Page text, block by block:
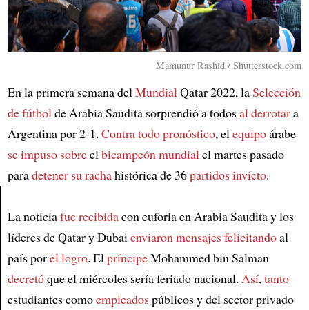
Mamunur Rashid / Shutterstock.com
En la primera semana del Mundial Qatar 2022, laSelección
de fútbol de Arabia Saudita sorprendió a todosal derrotara
Argentina por 2-1. Contra todo pronóstico, el equipoárabe
se impuso sobreel bicampeón mundial el martes pasado
paradetener su rachahistórica de 36partidos invicto.
La noticiafue recibidacon euforia en Arabia Saudita y los
líderes de Qatar y Dubai enviaron mensajes felicitandoal
país porel logro. El príncipeMohammed bin Salman
decretóque el miércoles sería feriado nacional. Así, tanto
estudiantes comoempleadospúblicos y del sector privado